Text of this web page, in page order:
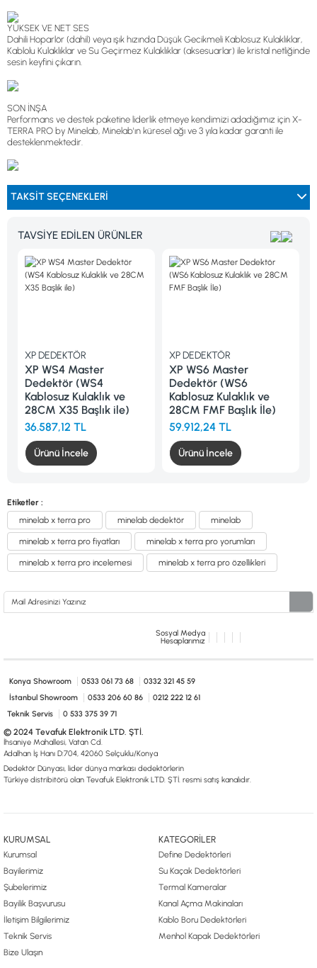
YÜKSEK VE NET SES
Dahili Hoparlör (dahil) veya ışık hızında Düşük Gecikmeli Kablosuz Kulaklıklar,
Kablolu Kulaklıklar ve Su Geçirmez Kulaklıklar (aksesuarlar) ile kristal netliğinde
sesin keyfini çıkarın.
SON İNŞA
Performans ve destek paketine liderlik etmeye kendimizi adadığımız için X-
TERRA PRO by Minelab, Minelab'ın küresel ağı ve 3 yıla kadar garanti ile
desteklenmektedir.
TAKSIT SEÇENEKLERI
TAVSİYE EDİLEN ÜRÜNLER
XP DEDEKTÖR
XP WS4 Master
Dedektör (WS4
Kablosuz Kulaklık ve
28CM X35 Başlık ile)
36.587,12 TL
Ürünü İncele
XP DEDEKTÖR
XP WS6 Master
Dedektör (WS6
Kablosuz Kulaklık ve
28CM FMF Başlık İle)
59.912,24 TL
Ürünü İncele
Etiketler :
minelab x terra pro
minelab dedektör minelab
minelab x terra pro fiyatları minelab x terra pro yorumları
minelab x terra pro incelemesi minelab x terra pro özellikleri
Sosyal Medya
Hesaplarımız
Konya Showroom 0533 061 73 68
0332 321 45 59
İstanbul Showroom
0533 206 60 86
0212 222 12 61
Teknik Servis
0 533 375 39 71
© 2024 Tevafuk Elektronik LTD. ŞTİ.
İhsaniye Mahallesi, Vatan Cd.
Adalhan İş Hanı D:704, 42060 Selçuklu/Konya
Dedektör Dünyası, lider dünya markası dedektörlerin
Türkiye distribitörü olan Tevafuk Elektronik LTD. ŞTİ. resmi satış kanalıdır.
KURUMSAL
Kurumsal
Bayilerimiz
Şubelerimiz
Bayilik Başvurusu
İletişim Bilgilerimiz
Teknik Servis
Bize Ulaşın
KATEGORİLER
Define Dedektörleri
Su Kaçak Dedektörleri
Termal Kameralar
Kanal Açma Makinaları
Kablo Boru Dedektörleri
Menhol Kapak Dedektörleri